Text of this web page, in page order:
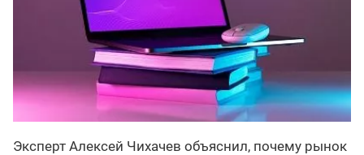
Эксперт Алексей Чихачев объяснил, почему рынок